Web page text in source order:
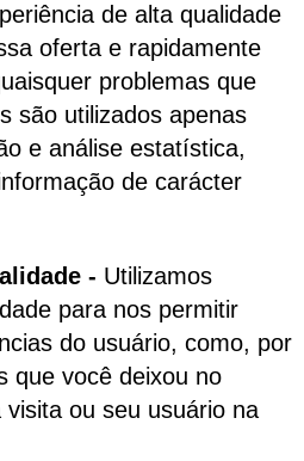
de alta qualidade
oferta e rapidamente
problemas que
são utilizados apenas
e análise estatística,
de carácter
- Utilizamos
para nos permitir
do usuário, como, por
que você deixou no
ou seu usuário na